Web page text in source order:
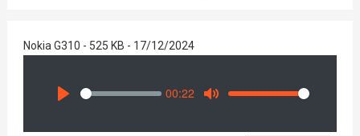
Nokia G310 - 525 KB - 17/12/2024
Seek
00:22
Volume